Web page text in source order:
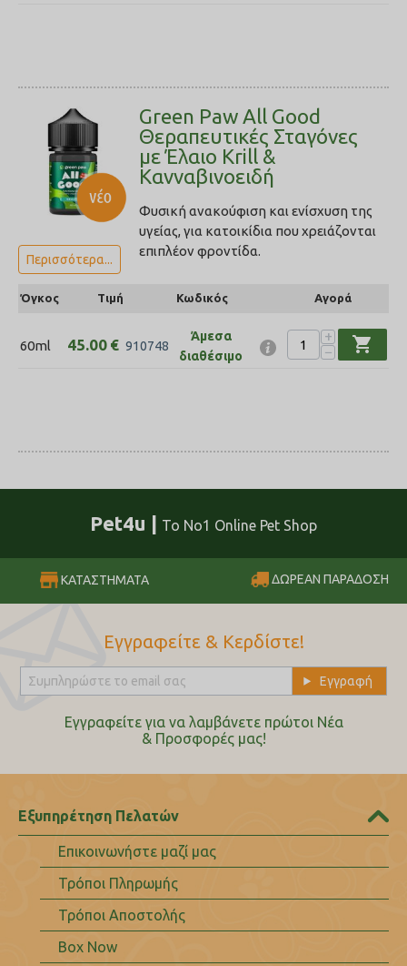
Green Paw All Good
Θεραπευτικές Σταγόνες
με Έλαιο Krill &
Κανναβινοειδή
Φυσική ανακούφιση και ενίσχυση της
υγείας, για κατοικίδια που χρειάζονται
επιπλέον φροντίδα.
Περισσότερα...
Όγκος Τιμή Κωδικός Αγορά
60ml 45.00 € 910748
Άμεσα
διαθέσιμο
+
−
shopping_cart
Pet4u | Το No1 Online Pet Shop
ΚΑΤΑΣΤΗΜΑΤΑ ΔΩΡΕΑΝ ΠΑΡΑΔΟΣΗ
Εγγραφείτε & Κερδίστε!
Εγγραφείτε για να λαμβάνετε πρώτοι Nέα
& Προσφορές μας!
Εξυπηρέτηση Πελατών
Επικοινωνήστε μαζί μας
Τρόποι Πληρωμής
Τρόποι Αποστολής
Box Now